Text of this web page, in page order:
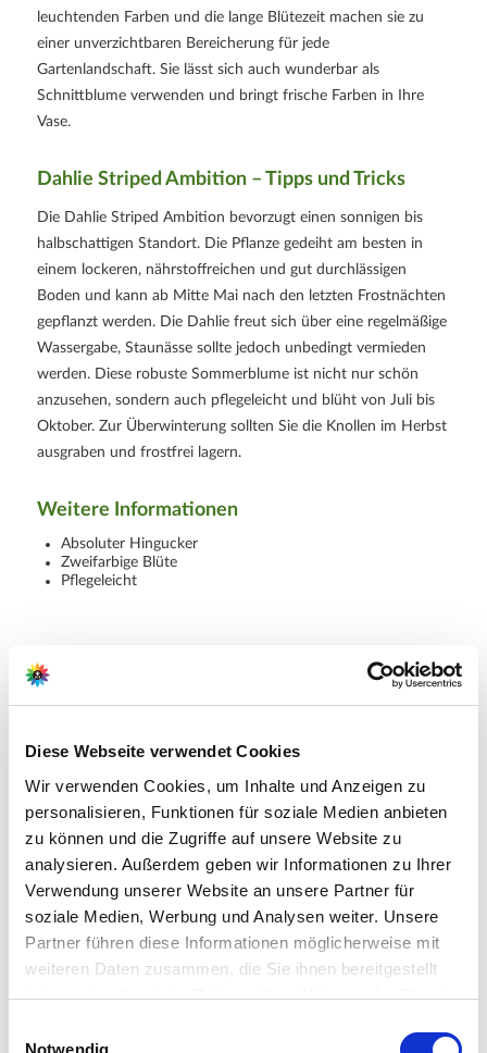
Diese Webseite verwendet Cookies
Wir verwenden Cookies, um Inhalte und Anzeigen zu
personalisieren, Funktionen für soziale Medien anbieten
zu können und die Zugriffe auf unsere Website zu
analysieren. Außerdem geben wir Informationen zu Ihrer
Verwendung unserer Website an unsere Partner für
soziale Medien, Werbung und Analysen weiter. Unsere
Partner führen diese Informationen möglicherweise mit
weiteren Daten zusammen, die Sie ihnen bereitgestellt
haben oder die sie im Rahmen Ihrer Nutzung der Dienste
Notwendig
leuchtenden Farben und die lange Blütezeit machen sie zu
einer unverzichtbaren Bereicherung für jede
Gartenlandschaft. Sie lässt sich auch wunderbar als
Schnittblume verwenden und bringt frische Farben in Ihre
Vase.
Dahlie Striped Ambition – Tipps und Tricks
Die Dahlie Striped Ambition bevorzugt einen sonnigen bis
halbschattigen Standort. Die Pflanze gedeiht am besten in
einem lockeren, nährstoffreichen und gut durchlässigen
Boden und kann ab Mitte Mai nach den letzten Frostnächten
gepflanzt werden. Die Dahlie freut sich über eine regelmäßige
Wassergabe, Staunässe sollte jedoch unbedingt vermieden
werden. Diese robuste Sommerblume ist nicht nur schön
anzusehen, sondern auch pflegeleicht und blüht von Juli bis
Oktober. Zur Überwinterung sollten Sie die Knollen im Herbst
ausgraben und frostfrei lagern.
Weitere Informationen
Absoluter Hingucker
Zweifarbige Blüte
Pflegeleicht
Hersteller/Importeur
Ahrens+Sieberz GmbH &
Hauptstr. 440
53721 Siegburg
E-Mail: info@as-garten.de
Webseite: https://www.as-